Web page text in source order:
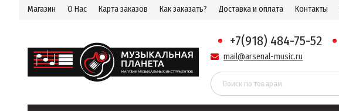
Магазин О Нас Карта заказов Как заказать? Доставка и оплата Контакты
+7(918) 484-75-52
mail@arsenal-music.ru